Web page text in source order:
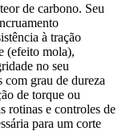
de carbono. Seu
à tração
(efeito mola),
no seu
com grau de dureza
de torque ou
rotinas e controles de
para um corte